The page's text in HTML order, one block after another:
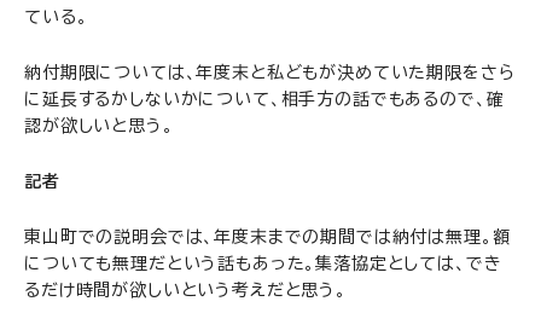
ている。
納付期限については、年度末と私どもが決めていた期限をさら
に延長するかしないかについて、相手方の話でもあるので、確
認が欲しいと思う。
記者
東山町での説明会では、年度末までの期間では納付は無理。額
についても無理だという話もあった。集落協定としては、でき
るだけ時間が欲しいという考えだと思う。